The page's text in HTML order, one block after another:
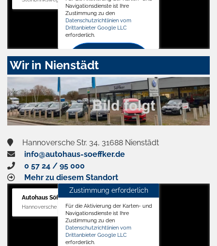
Navigationsdienste ist Ihre
Zustimmung zu den
Datenschutzrichtlinien vom
Drittanbieter Google LLC
erforderlich.
Zustimmen
aktivieren
Wir in Nienstädt
Hannoversche Str. 34, 31688 Nienstädt
info@autohaus-soeffker.de
0 57 24 / 95 000
Mehr zu diesem Standort
Autohaus Söffker GmbH
Hannoversche Str. 34, 31688 Nienstädt
Zustimmung erforderlich
Für die Aktivierung der Karten- und
Navigationsdienste ist Ihre
Zustimmung zu den
Datenschutzrichtlinien vom
Drittanbieter Google LLC
erforderlich.